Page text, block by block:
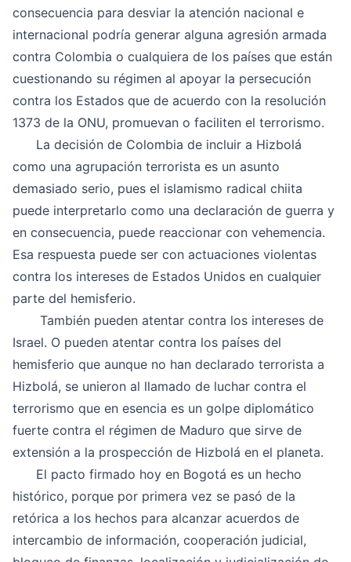
consecuencia para desviar la atención nacional e
internacional podría generar alguna agresión armada
contra Colombia o cualquiera de los países que están
cuestionando su régimen al apoyar la persecución
contra los Estados que de acuerdo con la resolución
1373 de la ONU, promuevan o faciliten el terrorismo.
La decisión de Colombia de incluir a Hizbolá
como una agrupación terrorista es un asunto
demasiado serio, pues el islamismo radical chiita
puede interpretarlo como una declaración de guerra y
en consecuencia, puede reaccionar con vehemencia.
Esa respuesta puede ser con actuaciones violentas
contra los intereses de Estados Unidos en cualquier
parte del hemisferio.
También pueden atentar contra los intereses de
Israel. O pueden atentar contra los países del
hemisferio que aunque no han declarado terrorista a
Hizbolá, se unieron al llamado de luchar contra el
terrorismo que en esencia es un golpe diplomático
fuerte contra el régimen de Maduro que sirve de
extensión a la prospección de Hizbolá en el planeta.
El pacto firmado hoy en Bogotá es un hecho
histórico, porque por primera vez se pasó de la
retórica a los hechos para alcanzar acuerdos de
intercambio de información, cooperación judicial,